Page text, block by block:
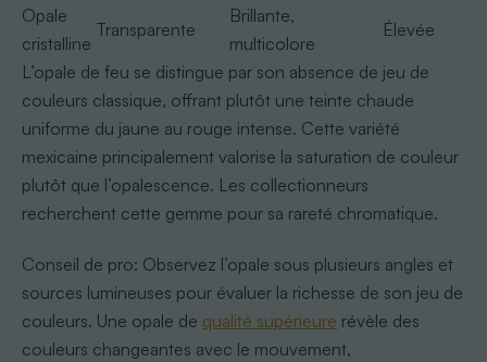
Opale
cristalline
Transparente
Brillante,
multicolore
Élevée
L’opale de feu se distingue par son absence de jeu de
couleurs classique, offrant plutôt une teinte chaude
uniforme du jaune au rouge intense. Cette variété
mexicaine principalement valorise la saturation de couleur
plutôt que l’opalescence. Les collectionneurs
recherchent cette gemme pour sa rareté chromatique.
Conseil de pro: Observez l’opale sous plusieurs angles et
sources lumineuses pour évaluer la richesse de son jeu de
couleurs. Une opale de qualité supérieure révèle des
couleurs changeantes avec le mouvement,